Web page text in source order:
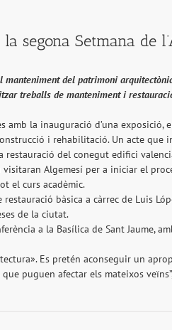
segona Setmana de
del patrimoni
treballs de manteniment i
amb la inauguració d’una exposició,
i rehabilitació. Un acte que
restauració del conegut edifici
Algemesí per a iniciar el
el curs acadèmic.
bàsica a càrrec de Luis
de la ciutat.
a la Basílica de Sant Jaume,
Es pretén aconseguir un
puguen afectar els mateixos